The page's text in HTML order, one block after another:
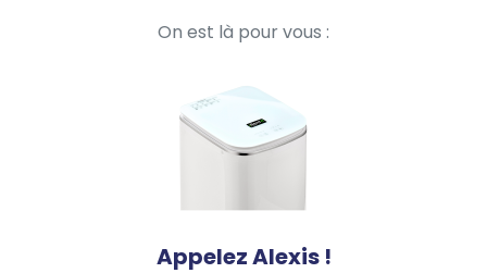
On est là pour vous :
Appelez Alexis !